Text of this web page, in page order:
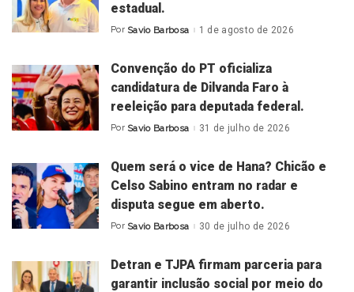
estadual.
Posted
Por Savio Barbosa 1 de agosto de 2026
Convenção do PT oficializa
candidatura de Dilvanda Faro à
reeleição para deputada federal.
Posted
Por Savio Barbosa 31 de julho de 2026
Quem será o vice de Hana? Chicão e
Celso Sabino entram no radar e
disputa segue em aberto.
Posted
Por Savio Barbosa 30 de julho de 2026
Detran e TJPA firmam parceria para
garantir inclusão social por meio do